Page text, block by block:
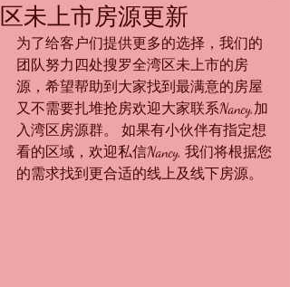
区未上市房源更新
为了给客户们提供更多的选择，我们的
团队努力四处搜罗全湾区未上市的房
源，希望帮助到大家找到最满意的房屋
又不需要扎堆抢房欢迎大家联系Nancy,加
入湾区房源群。 如果有小伙伴有指定想
看的区域，欢迎私信Nancy, 我们将根据您
的需求找到更合适的线上及线下房源。